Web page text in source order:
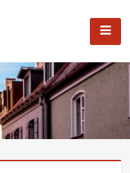
INGOLSTADT |